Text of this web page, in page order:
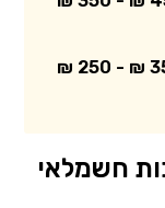
350
חשמלאי